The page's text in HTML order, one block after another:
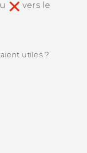
vers le
utiles ?